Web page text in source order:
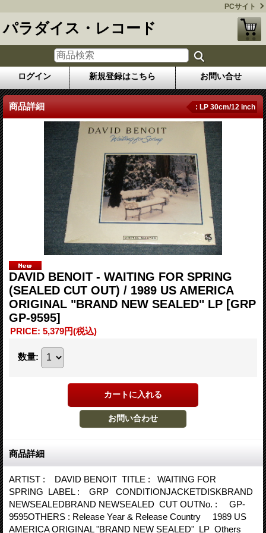
PCサイト
パラダイス・レコード
ログイン 新規登録はこちら お問い合せ
商品詳細 : LP 30cm/12 inch
DAVID BENOIT - WAITING FOR SPRING
(SEALED CUT OUT) / 1989 US AMERICA
ORIGINAL "BRAND NEW SEALED" LP [GRP
GP-9595]
PRICE: 5,379円(税込)
数量:
商品詳細
ARTIST : DAVID BENOIT TITLE : WAITING FOR
SPRING LABEL : GRP CONDITIONJACKETDISKBRAND
NEWSEALEDBRAND NEWSEALED CUT OUTNo. : GP-
9595OTHERS : Release Year & Release Country 1989 US
AMERICA ORIGINAL "BRAND NEW SEALED" LP Others